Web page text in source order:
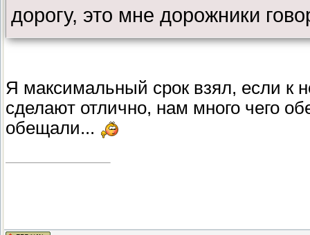
дорогу, это мне дорожники
Я максимальный срок взял, если к
сделают отлично, нам много чего
обещали...